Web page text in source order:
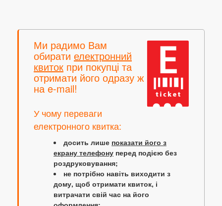
Ми радимо Вам
обирати електронний
квиток при покупці та
отримати його одразу ж
на e-mail!
У чому переваги
електронного квитка:
досить лише показати його з
екрану телефону перед подією без
роздруковування;
не потрібно навіть виходити з
дому, щоб отримати квиток, і
витрачати свій час на його